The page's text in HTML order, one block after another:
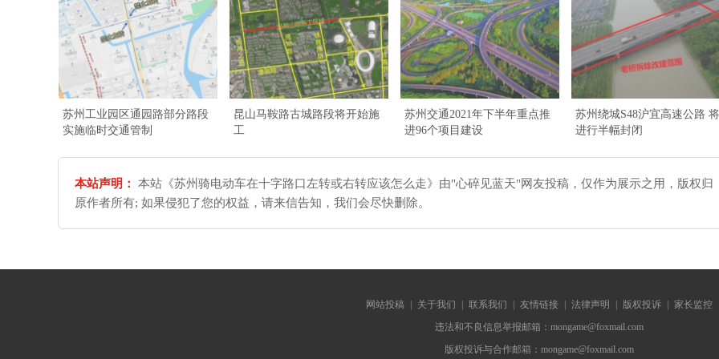
苏州工业园区通园路部分路段
实施临时交通管制
昆山马鞍路古城路段将开始施
工
苏州交通2021年下半年重点推
进96个项目建设
苏州绕城S48沪宜高速公路 将
进行半幅封闭
本站声明：
本站《苏州骑电动车在十字路口左转或右转应该怎么走》由"心碎见蓝天"网友投稿，仅作为展示之用，版权归
原作者所有; 如果侵犯了您的权益，请来信告知，我们会尽快删除。
网站投稿 关于我们 联系我们 友情链接 法律声明 版权投诉
家长监控
违法和不良信息举报邮箱：mongame@foxmail.com
版权投诉与合作邮箱：mongame@foxmail.com